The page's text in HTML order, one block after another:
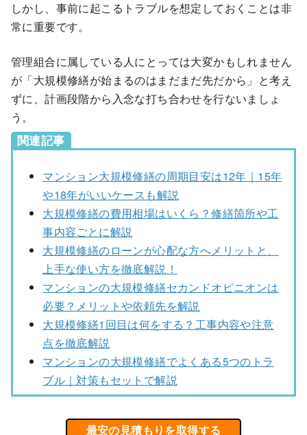
しかし、事前に起こるトラブルを想定しておくことは非
常に重要です。
管理組合に属している人にとっては大変かもしれません
が「大規模修繕が始まるのはまだまだ先だから」と考え
ずに、計画段階から入念な打ち合わせを行ないましょ
う。
関連記事
マンション大規模修繕の周期目安は12年｜15年
や18年がいいケースも解説
大規模修繕の費用相場はいくら？修繕箇所や工
事内容ごとに解説
大規模修繕のローンが心配な方へメリットと、
上手な使い方を徹底解説！
マンションの大規模修繕セカンドオピニオンは
必要？メリットや依頼先を解説
大規模修繕1回目は何をする？工事内容や注意
点を徹底解説
マンションの大規模修繕でよくある5つのトラ
ブル｜対策もセットで解説
最安の見積もりを取得する